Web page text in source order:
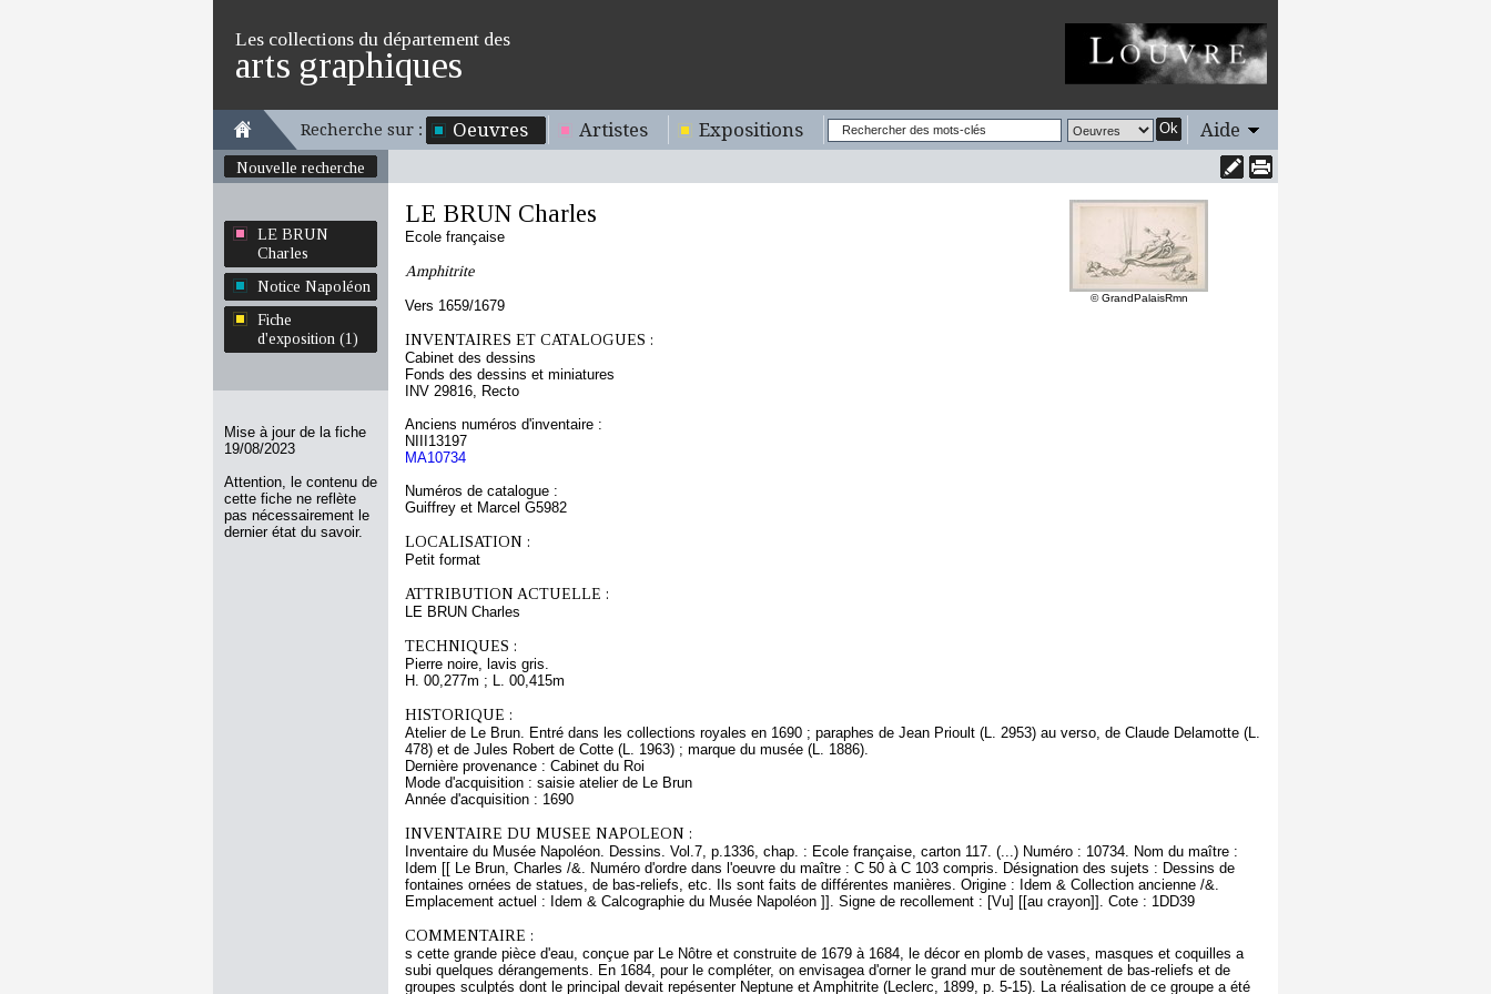
Les collections du département des
arts graphiques
Recherche sur : Oeuvres Artistes Expositions Ok Aide
Nouvelle recherche
LE BRUN
Charles
Notice Napoléon
Fiche
d'exposition (1)
Mise à jour de la fiche
19/08/2023
Attention, le contenu de
cette fiche ne reflète
pas nécessairement le
dernier état du savoir.
© GrandPalaisRmn
LE BRUN Charles
Ecole française
Amphitrite
Vers 1659/1679
INVENTAIRES ET CATALOGUES :
Cabinet des dessins
Fonds des dessins et miniatures
INV 29816, Recto
Anciens numéros d'inventaire :
NIII13197
MA10734
Numéros de catalogue :
Guiffrey et Marcel G5982
LOCALISATION :
Petit format
ATTRIBUTION ACTUELLE :
LE BRUN Charles
TECHNIQUES :
Pierre noire, lavis gris.
H. 00,277m ; L. 00,415m
HISTORIQUE :
Atelier de Le Brun. Entré dans les collections royales en 1690 ; paraphes de Jean Prioult (L. 2953) au verso, de Claude Delamotte (L.
478) et de Jules Robert de Cotte (L. 1963) ; marque du musée (L. 1886).
Dernière provenance : Cabinet du Roi
Mode d'acquisition : saisie atelier de Le Brun
Année d'acquisition : 1690
INVENTAIRE DU MUSEE NAPOLEON :
Inventaire du Musée Napoléon. Dessins. Vol.7, p.1336, chap. : Ecole française, carton 117. (...) Numéro : 10734. Nom du maître :
Idem [[ Le Brun, Charles /&. Numéro d'ordre dans l'oeuvre du maître : C 50 à C 103 compris. Désignation des sujets : Dessins de
fontaines ornées de statues, de bas-reliefs, etc. Ils sont faits de différentes manières. Origine : Idem & Collection ancienne /&.
Emplacement actuel : Idem & Calcographie du Musée Napoléon ]]. Signe de recollement : [Vu] [[au crayon]]. Cote : 1DD39
COMMENTAIRE :
s cette grande pièce d'eau, conçue par Le Nôtre et construite de 1679 à 1684, le décor en plomb de vases, masques et coquilles a
subi quelques dérangements. En 1684, pour le compléter, on envisagea d'orner le grand mur de soutènement de bas-reliefs et de
groupes sculptés dont le principal devait repésenter Neptune et Amphitrite (Leclerc, 1899, p. 5-15). La réalisation de ce groupe a été